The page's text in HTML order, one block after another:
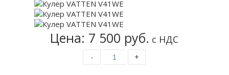
Цена: 7 500 руб. с НДС
- +